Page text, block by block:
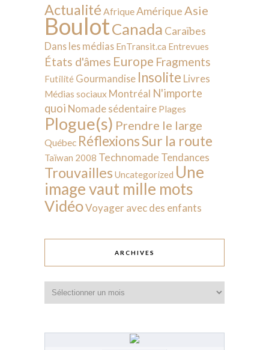
Actualité AfriqueAmérique Asie
BoulotCanada Caraïbes
Dans les médias EnTransit.ca Entrevues
États d'âmes Europe Fragments
Futilité Gourmandise Insolite Livres
Médias sociaux Montréal N'importe
quoi Nomade sédentaire Plages
Plogue(s) Prendre le large
Québec RéflexionsSur la route
Taïwan 2008 Technomade Tendances
Trouvailles Uncategorized Une
image vaut mille mots
VidéoVoyager avec des enfants
ARCHIVES